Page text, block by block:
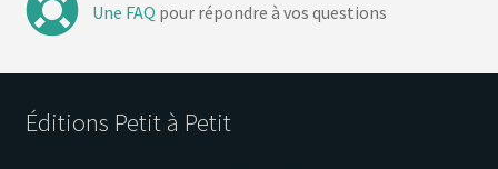
Une FAQ pour répondre à vos questions
Éditions Petit à Petit